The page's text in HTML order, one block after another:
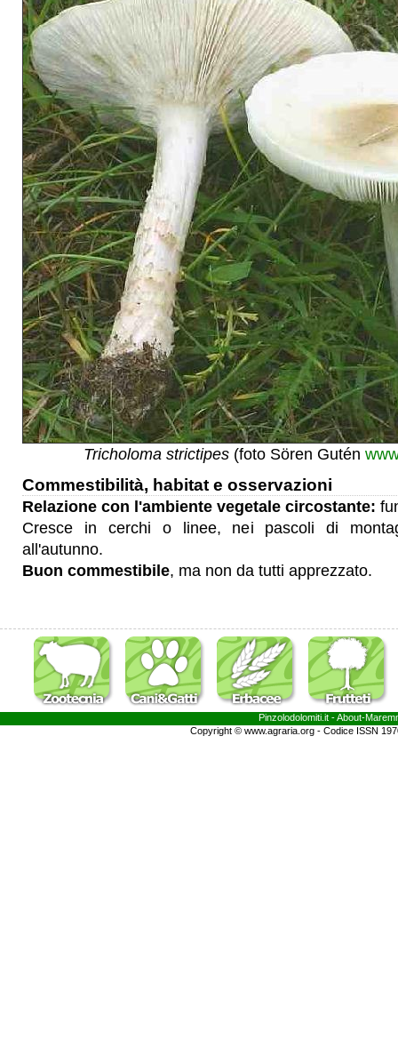
Tricholoma strictipes(foto Sören Gutén
Commestibilità, habitat e osservazioni
Relazione con l'ambiente vegetale circostante:
Cresce in cerchi o linee, nei pascoli di
all'autunno.
Buon commestibile, ma non da tutti apprezzato.
Pinzolodolomiti.it - About-
Copyright © www.agraria.org - Codice ISSN